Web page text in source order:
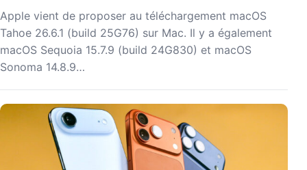
Apple vient de proposer au téléchargement macOS
Tahoe 26.6.1 (build 25G76) sur Mac. Il y a également
macOS Sequoia 15.7.9 (build 24G830) et macOS
Sonoma 14.8.9…